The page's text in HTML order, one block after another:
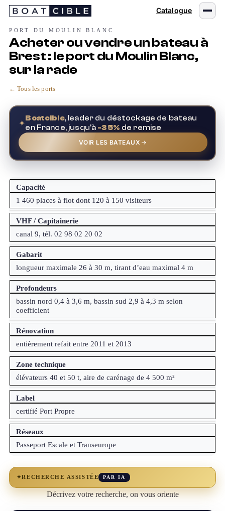
Passer
Catalogue
PORT DU MOULIN BLANC
Acheter ou vendre un bateau à
Brest : le port du Moulin Blanc,
sur la rade
← Tous les ports
✦
Boatcible, leader du déstockage de bateau
en France, jusqu'à -35% de remise
VOIR LES BATEAUX
Capacité
1 460 places à flot dont 120 à 150 visiteurs
VHF / Capitainerie
canal 9, tél. 02 98 02 20 02
Gabarit
longueur maximale 26 à 30 m, tirant d’eau maximal 4 m
Profondeurs
bassin nord 0,4 à 3,6 m, bassin sud 2,9 à 4,3 m selon
coefficient
Rénovation
entièrement refait entre 2011 et 2013
Zone technique
élévateurs 40 et 50 t, aire de carénage de 4 500 m²
Label
certifié Port Propre
Réseaux
Passeport Escale et Transeurope
✦RECHERCHE ASSISTÉE PAR IA
Décrivez votre recherche, on vous oriente